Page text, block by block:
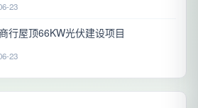
23
行屋顶66KW光伏建设项目
23